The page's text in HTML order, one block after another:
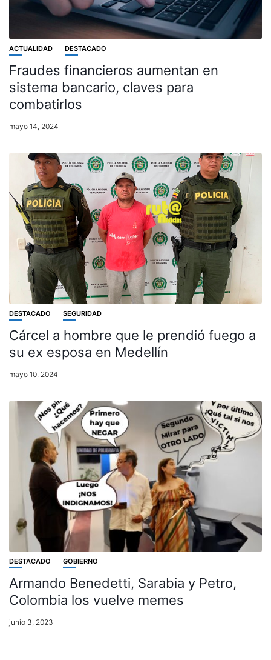
ACTUALIDAD DESTACADO
Fraudes financieros aumentan en
sistema bancario, claves para
combatirlos
mayo 14, 2024
DESTACADO SEGURIDAD
Cárcel a hombre que le prendió fuego a
su ex esposa en Medellín
mayo 10, 2024
DESTACADO GOBIERNO
Armando Benedetti, Sarabia y Petro,
Colombia los vuelve memes
junio 3, 2023